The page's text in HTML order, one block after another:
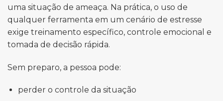
uma situação de ameaça. Na prática, o uso de
qualquer ferramenta em um cenário de estresse
exige treinamento específico, controle emocional e
tomada de decisão rápida.
Sem preparo, a pessoa pode:
perder o controle da situação